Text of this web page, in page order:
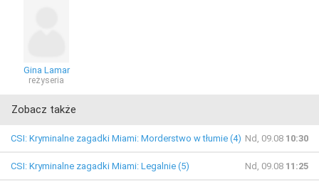
Gina Lamar
reżyseria
Zobacz także
CSI: Kryminalne zagadki Miami: Morderstwo w tłumie (4) Nd, 09.08 10:30
CSI: Kryminalne zagadki Miami: Legalnie (5) Nd, 09.08 11:25